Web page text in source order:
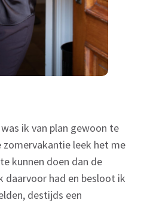
ik van plan gewoon te
leek het me
kunnen doen dan de
daarvoor had en besloot ik
destijds een